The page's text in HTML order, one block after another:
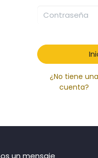
¿No tiene una
cuenta?
un mensaje